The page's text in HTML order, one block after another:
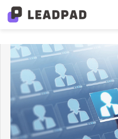
営業支援
Salesforce導入
導入
お役立